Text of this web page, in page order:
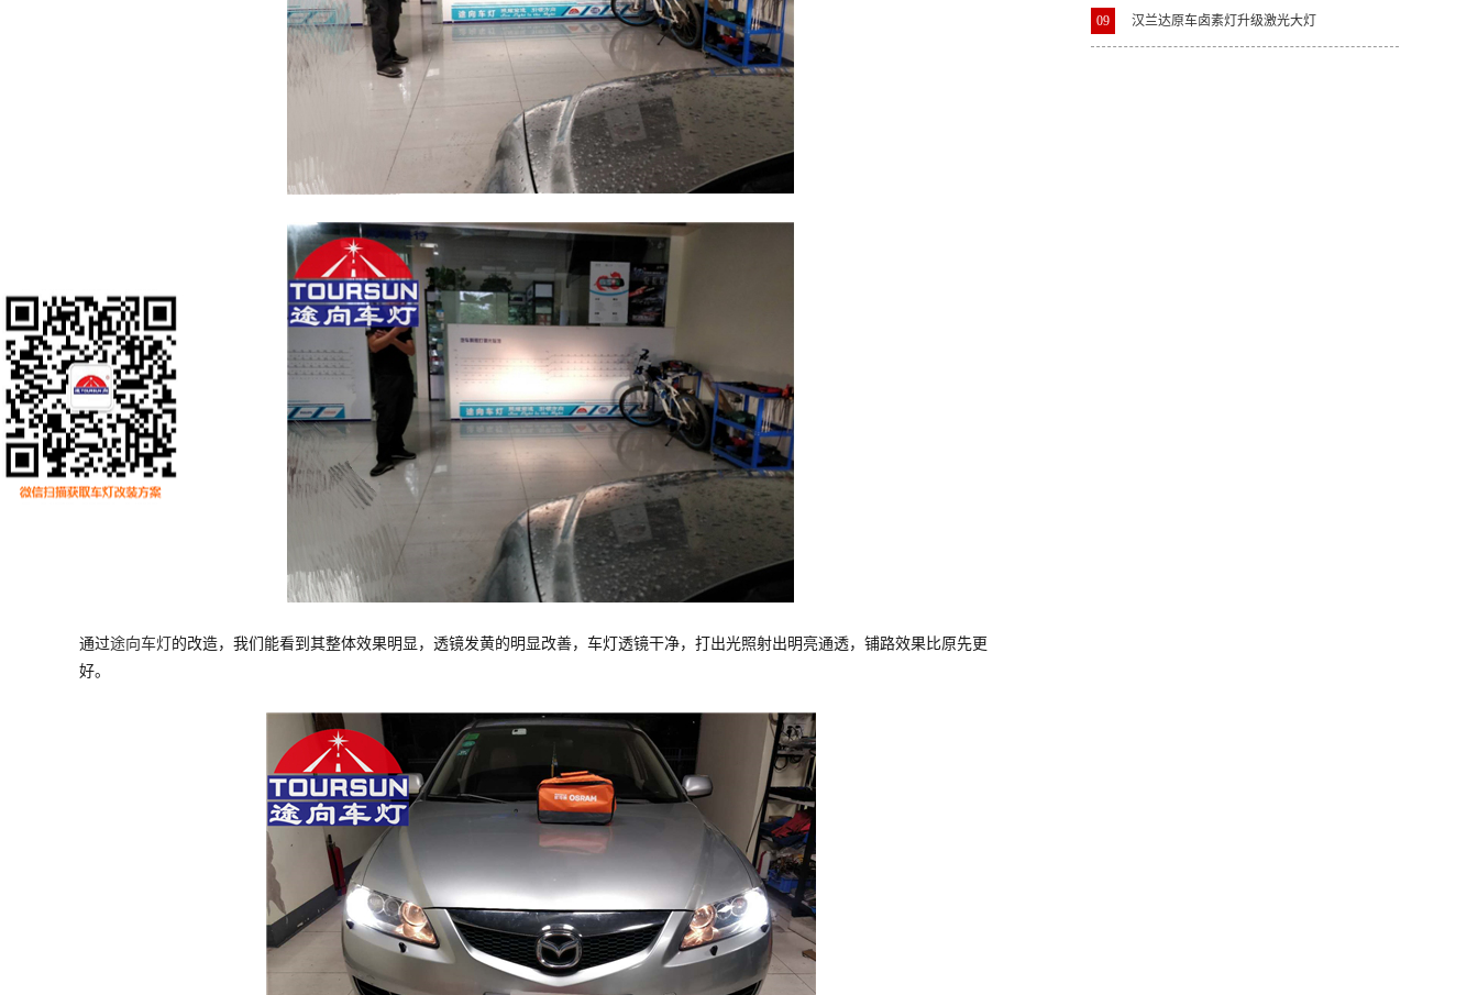
通过途向车灯的改造，我们能看到其整体效果明显，透镜发黄的明显改善，车灯透镜干净，打出光照射出明亮通透，铺路效果比原先更
好。
09 汉兰达原车卤素灯升级激光大灯